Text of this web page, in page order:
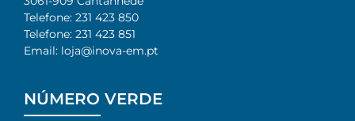
Telefone: 231 423 850​
Telefone: 231 423 851​
Email: loja@inova-em.pt​
NÚMERO VERDE